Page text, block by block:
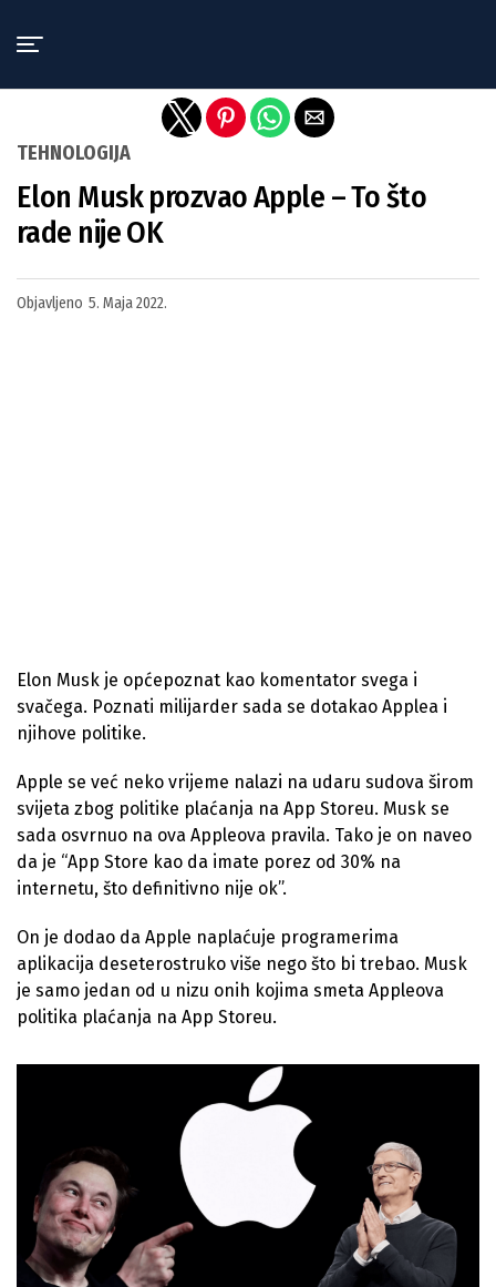
TEHNOLOGIJA
Elon Musk prozvao Apple – To što
rade nije OK
Objavljeno 5. Maja 2022.
Elon Musk je općepoznat kao komentator svega i
svačega. Poznati milijarder sada se dotakao Applea i
njihove politike.
Apple se već neko vrijeme nalazi na udaru sudova širom
svijeta zbog politike plaćanja na App Storeu. Musk se
sada osvrnuo na ova Appleova pravila. Tako je on naveo
da je “App Store kao da imate porez od 30% na
internetu, što definitivno nije ok”.
On je dodao da Apple naplaćuje programerima
aplikacija deseterostruko više nego što bi trebao. Musk
je samo jedan od u nizu onih kojima smeta Appleova
politika plaćanja na App Storeu.